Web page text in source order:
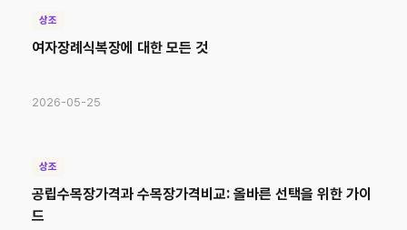
상조
여자장례식복장에 대한 모든 것
2026-05-25
상조
공립수목장가격과 수목장가격비교: 올바른 선택을 위한 가이
드